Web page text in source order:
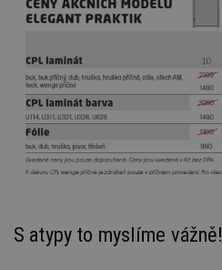
S atypy to myslíme vážně!